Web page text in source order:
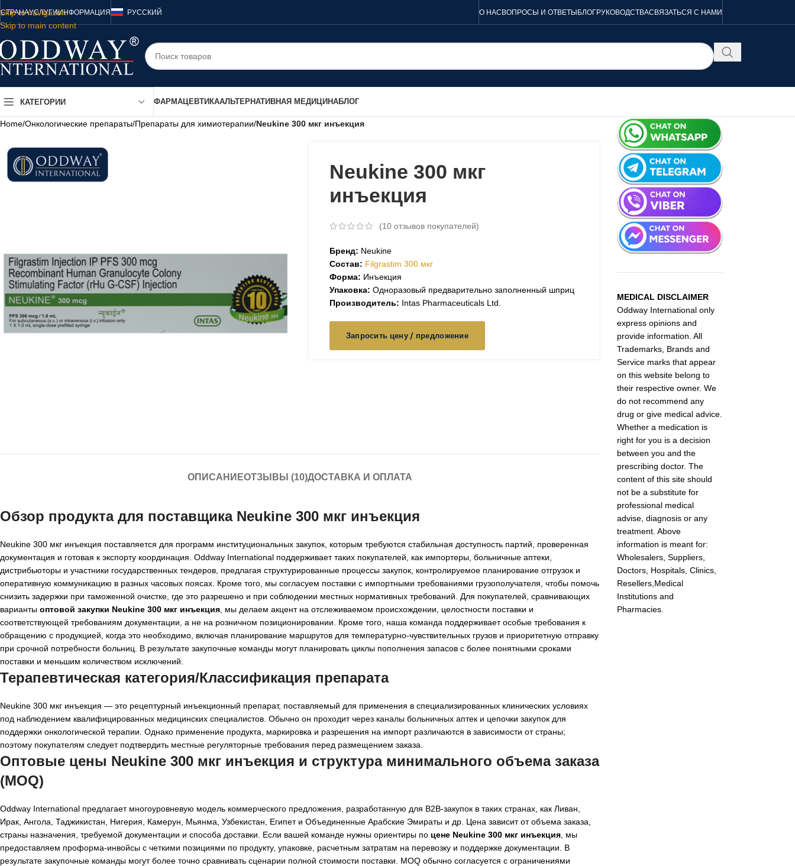
Skip to navigation
Skip to main content
СТРАНАУСЛУГИИНФОРМАЦИЯ РУССКИЙ О НАСВОПРОСЫ И ОТВЕТЫБЛОГРУКОВОДСТВАСВЯЗАТЬСЯ С НАМИ
КАТЕГОРИИ ФАРМАЦЕВТИКААЛЬТЕРНАТИВНАЯ МЕДИЦИНАБЛОГ
Home/Онкологические препараты/Препараты для химиотерапии/Neukine 300 мкг инъекция
Neukine 300 мкг
инъекция
(10отзывов покупателей)
Бренд: Neukine
Состав: Filgrastim 300 мкг
Форма: Инъекция
Упаковка: Одноразовый предварительно заполненный шприц
Производитель: Intas Pharmaceuticals Ltd.
Запросить цену / предложение
ОПИСАНИЕОТЗЫВЫ (10)ДОСТАВКА И ОПЛАТА
Обзор продукта для поставщика Neukine 300 мкг инъекция
Neukine 300 мкг инъекция поставляется для программ институциональных закупок, которым требуются стабильная доступность партий, проверенная
документация и готовая к экспорту координация. Oddway International поддерживает таких покупателей, как импортеры, больничные аптеки,
дистрибьюторы и участники государственных тендеров, предлагая структурированные процессы закупок, контролируемое планирование отгрузок и
оперативную коммуникацию в разных часовых поясах. Кроме того, мы согласуем поставки с импортными требованиями грузополучателя, чтобы помочь
снизить задержки при таможенной очистке, где это разрешено и при соблюдении местных нормативных требований. Для покупателей, сравнивающих
варианты оптовой закупки Neukine 300 мкг инъекция , мы делаем акцент на отслеживаемом происхождении, целостности поставки и
соответствующей требованиям документации, а не на розничном позиционировании. Кроме того, наша команда поддерживает особые требования к
обращению с продукцией, когда это необходимо, включая планирование маршрутов для температурно-чувствительных грузов и приоритетную отправку
при срочной потребности больниц. В результате закупочные команды могут планировать циклы пополнения запасов с более понятными сроками
поставки и меньшим количеством исключений.
Терапевтическая категория/Классификация препарата
Neukine 300 мкг инъекция — это рецептурный инъекционный препарат, поставляемый для применения в специализированных клинических условиях
под наблюдением квалифицированных медицинских специалистов. Обычно он проходит через каналы больничных аптек и цепочки закупок для
поддержки онкологической терапии. Однако применение продукта, маркировка и разрешения на импорт различаются в зависимости от страны;
поэтому покупателям следует подтвердить местные регуляторные требования перед размещением заказа.
Оптовые цены Neukine 300 мкг инъекция и структура минимального объема заказа
(MOQ)
Oddway International предлагает многоуровневую модель коммерческого предложения, разработанную для B2B-закупок в таких странах, как Ливан,
Ирак, Ангола, Таджикистан, Нигерия, Камерун, Мьянма, Узбекистан, Египет и Объединенные Арабские Эмираты и др. Цена зависит от объема заказа,
страны назначения, требуемой документации и способа доставки. Если вашей команде нужны ориентиры по цене Neukine 300 мкг инъекция , мы
предоставляем проформа-инвойсы с четкими позициями по продукту, упаковке, расчетным затратам на перевозку и поддержке документации. В
результате закупочные команды могут более точно сравнивать сценарии полной стоимости поставки. MOQ обычно согласуется с ограничениями
MEDICAL DISCLAIMER
Oddway International only
express opinions and
provide information. All
Trademarks, Brands and
Service marks that appear
on this website belong to
their respective owner. We
do not recommend any
drug or give medical advice.
Whether a medication is
right for you is a decision
between you and the
prescribing doctor. The
content of this site should
not be a substitute for
professional medical
advise, diagnosis or any
treatment. Above
information is meant for:
Wholesalers, Suppliers,
Doctors, Hospitals, Clinics,
Resellers,Medical
Institutions and
Pharmacies.